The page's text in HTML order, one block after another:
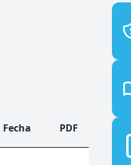
Fecha PDF